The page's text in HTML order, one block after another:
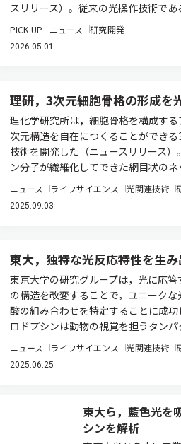
スリリース）。従来の光操作技術で
PICK UP ニュース 研究開発
2026.05.01
理研，3次元細胞骨格の形成を
理化学研究所は，細胞骨格を構成す
次元構造を自在につくることができ
技術を開発した（ニュースリリース
ン分子が繊維化してできた網目状の
ニュース ライフサイエンス 光関連技術
2025.09.03
東大，独特な光反応特性を生
東京大学の研究グループは，光に応
の構造を改変することで，ユニーク
酸の組み合わせを特定することに成功
ロドプシンは動物の視覚を担うタン
ニュース ライフサイエンス 光関連技術
2025.06.25
東大ら，藍色光を
シンを解析